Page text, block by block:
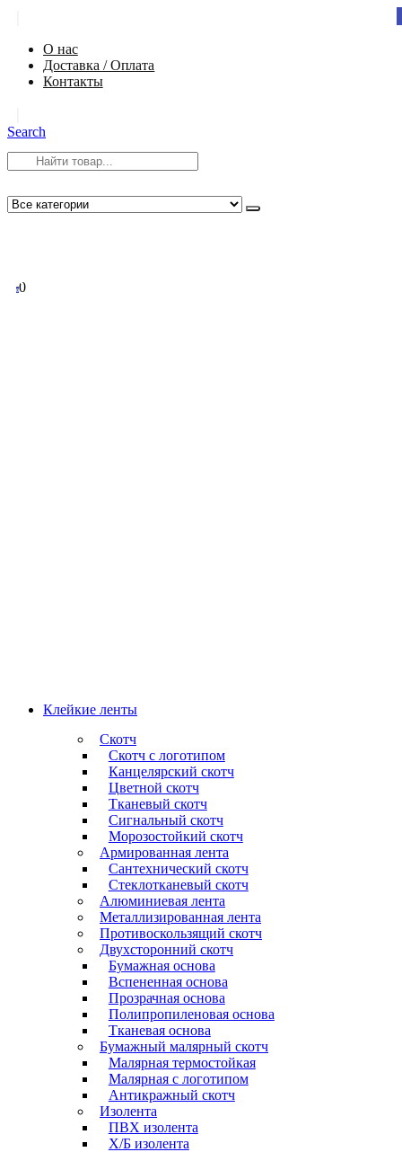
О нас
Доставка / Оплата
Контакты
Search
00
Клейкие ленты
Скотч
Скотч с логотипом
Канцелярский скотч
Цветной скотч
Тканевый скотч
Сигнальный скотч
Морозостойкий скотч
Армированная лента
Сантехнический скотч
Стеклотканевый скотч
Алюминиевая лента
Металлизированная лента
Противоскользящий скотч
Двухсторонний скотч
Бумажная основа
Вспененная основа
Прозрачная основа
Полипропиленовая основа
Тканевая основа
Бумажный малярный скотч
Малярная термостойкая
Малярная с логотипом
Антикражный скотч
Изолента
ПВХ изолента
Х/Б изолента